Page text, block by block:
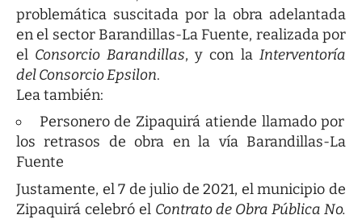
problemática suscitada por la obra adelantada
en el sector Barandillas-La Fuente, realizada por
el Consorcio Barandillas, y con laInterventoría
del Consorcio Epsilon.
Lea también:
Personero de Zipaquirá atiende llamado por
los retrasos de obra en la vía Barandillas-La
Fuente
Justamente, el 7 de julio de 2021, el municipio de
Zipaquirá celebró el Contrato de Obra Pública No.